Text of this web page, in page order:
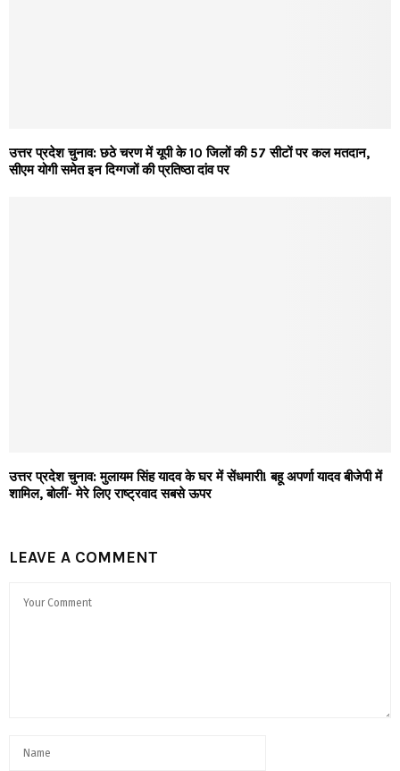
उत्तर प्रदेश चुनाव: छठे चरण में यूपी के 10 जिलों की 57 सीटों पर कल मतदान,
सीएम योगी समेत इन दिग्गजों की प्रतिष्ठा दांव पर
उत्तर प्रदेश चुनाव: मुलायम सिंह यादव के घर में सेंधमारी! बहू अपर्णा यादव बीजेपी में
शामिल, बोलीं- मेरे लिए राष्ट्रवाद सबसे ऊपर
LEAVE A COMMENT